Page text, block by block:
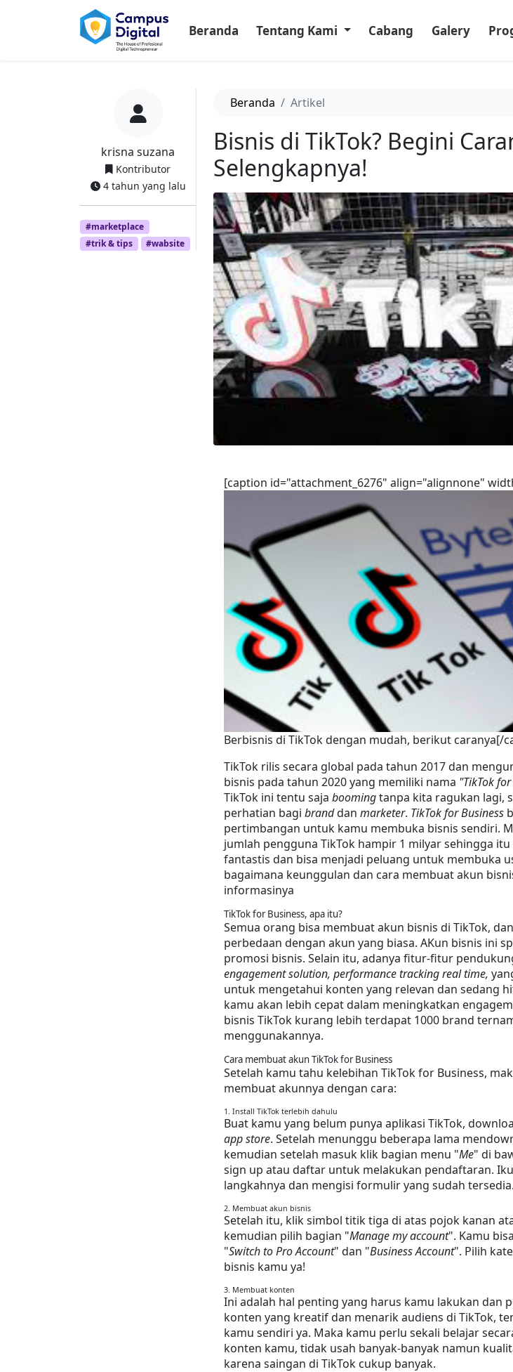
Beranda Tentang Kami Cabang Galery
krisna suzana
Kontributor
4 tahun yang lalu
#marketplace
#trik & tips
#wabsite
Beranda Artikel
Bisnis di TikTok? Begini
Selengkapnya!
[caption id="attachment_6276" align="alignnone"
Berbisnis di TikTok dengan mudah, berikut caranya[/
TikTok rilis secara global pada tahun 2017 dan
bisnis pada tahun 2020 yang memiliki nama "TikTok
TikTok ini tentu saja booming tanpa kita ragukan lagi,
perhatian bagi brand dan marketer. TikTok for Business
pertimbangan untuk kamu membuka bisnis sendiri.
jumlah pengguna TikTok hampir 1 milyar sehingga
fantastis dan bisa menjadi peluang untuk membuka
bagaimana keunggulan dan cara membuat akun
informasinya
TikTok for Business, apa itu?
Semua orang bisa membuat akun bisnis di TikTok,
perbedaan dengan akun yang biasa. AKun bisnis ini
promosi bisnis. Selain itu, adanya fitur-fitur
engagement solution, performance tracking real time,
untuk mengetahui konten yang relevan dan sedang
kamu akan lebih cepat dalam meningkatkan
bisnis TikTok kurang lebih terdapat 1000 brand
menggunakannya.
Cara membuat akun TikTok for Business
Setelah kamu tahu kelebihan TikTok for Business,
membuat akunnya dengan cara:
1. Install TikTok terlebih dahulu
Buat kamu yang belum punya aplikasi TikTok,
app store. Setelah menunggu beberapa lama
kemudian setelah masuk klik bagian menu "Me" di
sign up atau daftar untuk melakukan pendaftaran.
langkahnya dan mengisi formulir yang sudah tersedia.
2. Membuat akun bisnis
Setelah itu, klik simbol titik tiga di atas pojok kanan
kemudian pilih bagian "Manage my account". Kamu
"Switch to Pro Account" dan "Business Account". Pilih
bisnis kamu ya!
3. Membuat konten
Ini adalah hal penting yang harus kamu lakukan dan
konten yang kreatif dan menarik audiens di TikTok,
kamu sendiri ya. Maka kamu perlu sekali belajar
konten kamu, tidak usah banyak-banyak namun
karena saingan di TikTok cukup banyak.